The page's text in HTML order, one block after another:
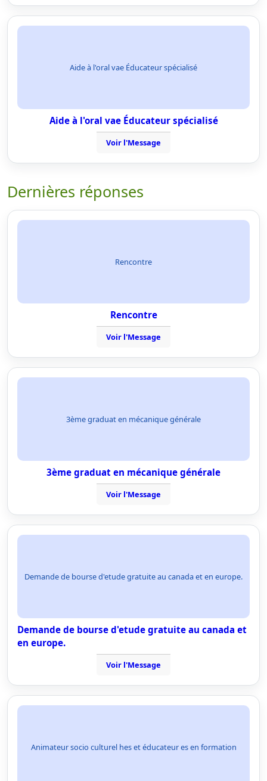
Aide à l'oral vae Éducateur spécialisé
Aide à l'oral vae Éducateur spécialisé
Voir l'Message
Dernières réponses
Rencontre
Rencontre
Voir l'Message
3ème graduat en mécanique générale
3ème graduat en mécanique générale
Voir l'Message
Demande de bourse d'etude gratuite au canada et en europe.
Demande de bourse d'etude gratuite au canada et
en europe.
Voir l'Message
Animateur socio culturel hes et éducateur es en formation